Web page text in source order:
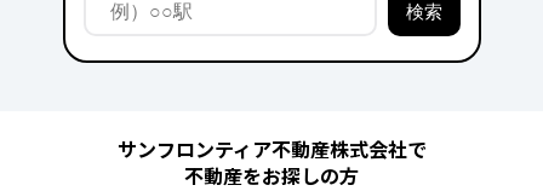
サンフロンティア不動産株式会社で
不動産をお探しの方